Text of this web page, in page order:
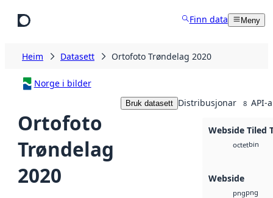
Finn data Meny
Heim Datasett Ortofoto Trøndelag 2020
Norge i bilder
Ortofoto
Trøndelag
2020
Bruk datasett Distribusjonar 8 API-
Webside Tiled
octetbin
Webside
pngpng